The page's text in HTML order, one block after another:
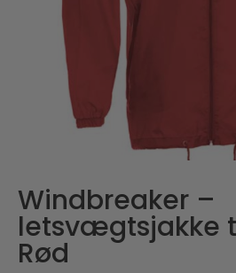
Windbreaker –
letsvægtsjakke
Rød